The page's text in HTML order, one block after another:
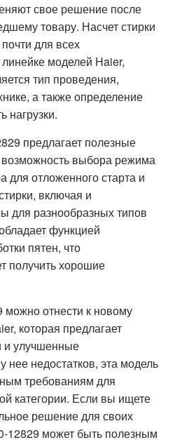
свое решение после
товару. Насчет стирки
для всех
моделей Haier,
тип проведения,
а также определение
нагрузки.
предлагает полезные
возможность выбора режима
для отложенного старта и
включая и
для разнообразных типов
функцией
пятен, что
получить хорошие
отнести к новому
которая предлагает
и улучшенные
нее недостатков, эта модель
требованиям для
категории. Если вы ищете
решение для своих
12829 может быть полезным